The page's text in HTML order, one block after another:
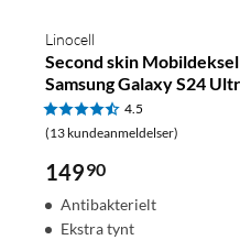
Linocell
Second skin
Samsung Galaxy S24
4.5
(13 kundeanmeldelser)
14990
Antibakterielt
Ekstra tynt